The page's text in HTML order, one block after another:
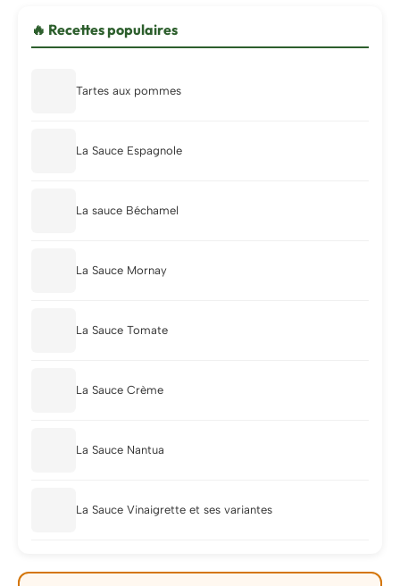
🔥 Recettes populaires
Tartes aux pommes
La Sauce Espagnole
La sauce Béchamel
La Sauce Mornay
La Sauce Tomate
La Sauce Crème
La Sauce Nantua
La Sauce Vinaigrette et ses variantes